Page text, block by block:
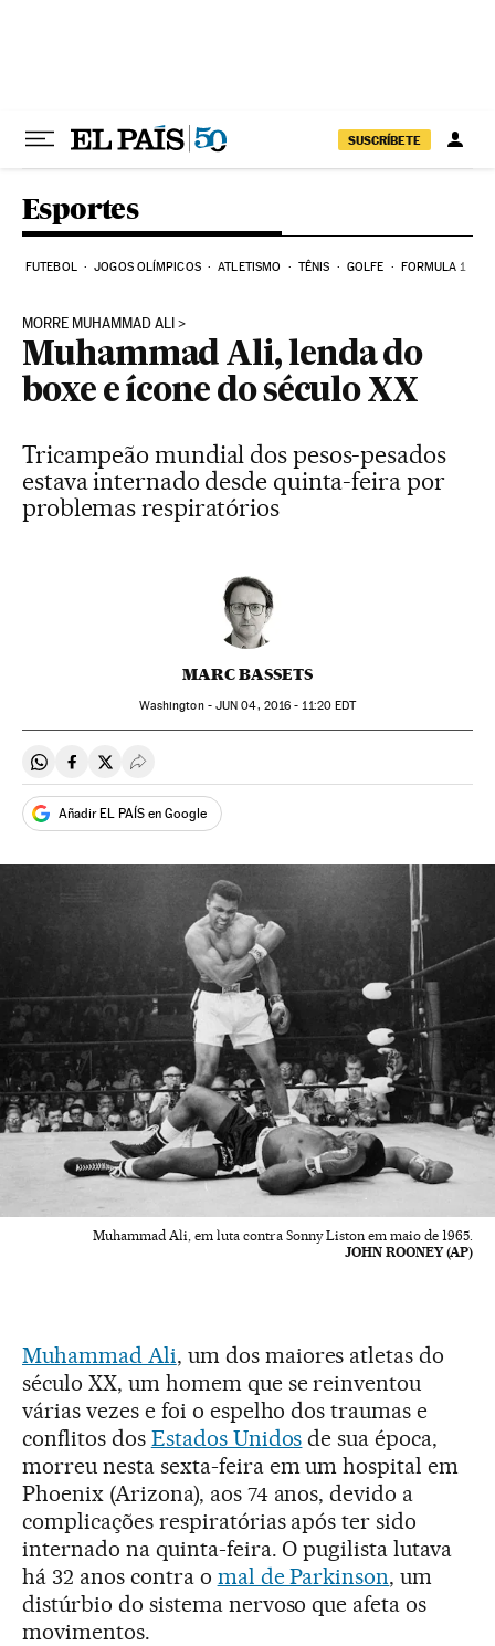
SUSCRÍBETE
Esportes
FUTEBOL JOGOS OLÍMPICOS ATLETISMO TÊNIS GOLFE FORMULA 1
MORRE MUHAMMAD ALI
Muhammad Ali, lenda do
boxe e ícone do século XX
Tricampeão mundial dos pesos-pesados
estava internado desde quinta-feira por
problemas respiratórios
MARC BASSETS
Washington - JUN 04, 2016 - 11:20EDT
Compartir en Whatsapp
Compartir en Facebook
Compartir en Twitter
Desplegar Redes Sociales
Añadir EL PAÍS en Google
Muhammad Ali, em luta contra Sonny Liston em maio de 1965.
JOHN ROONEY (AP)
Muhammad Ali, um dos maiores atletas do
século XX, um homem que se reinventou
várias vezes e foi o espelho dos traumas e
conflitos dos Estados Unidos de sua época,
morreu nesta sexta-feira em um hospital em
Phoenix (Arizona), aos 74 anos, devido a
complicações respiratórias após ter sido
internado na quinta-feira. O pugilista lutava
há 32 anos contra o mal de Parkinson, um
distúrbio do sistema nervoso que afeta os
movimentos.